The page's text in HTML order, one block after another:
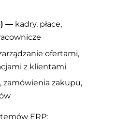
— kadry, płace,
ofertami,
z klientami
zakupu,
ERP: